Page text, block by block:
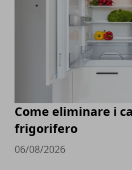
Come eliminare i
frigorifero
06/08/2026